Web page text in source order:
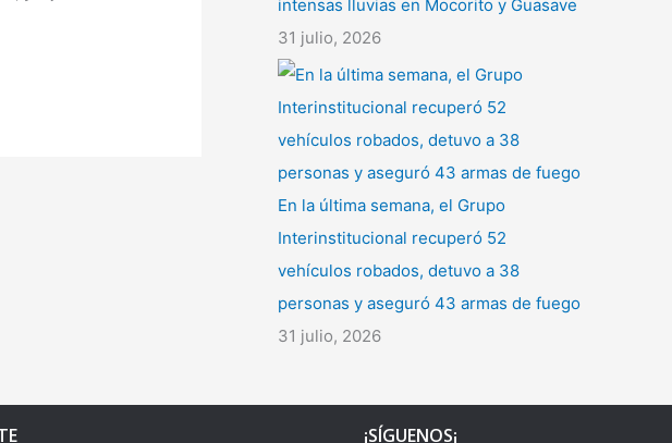
intensas lluvias en Mocorito y Guasave
31 julio, 2026
En la última semana, el Grupo
Interinstitucional recuperó 52
vehículos robados, detuvo a 38
personas y aseguró 43 armas de fuego
31 julio, 2026
¡SÍGUENOS¡